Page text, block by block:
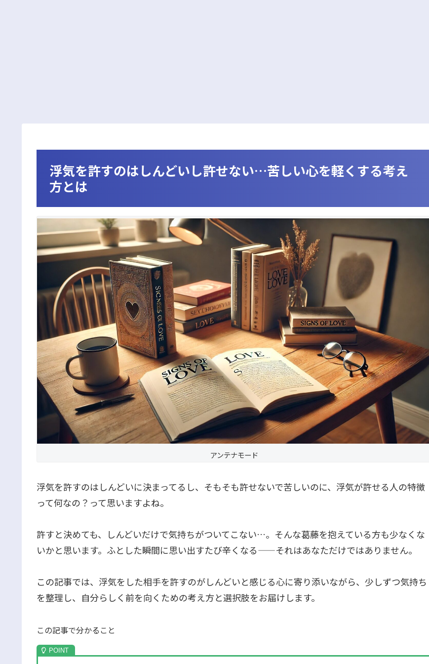
浮気を許すのはしんどいし許せない…苦しい心を軽くする考え
方とは
アンテナモード
浮気を許すのはしんどいに決まってるし、そもそも許せないで苦しいのに、浮気が許せる人の特徴
って何なの？って思いますよね。
許すと決めても、しんどいだけで気持ちがついてこない…。そんな葛藤を抱えている方も少なくな
いかと思います。ふとした瞬間に思い出すたび辛くなる——それはあなただけではありません。
この記事では、浮気をした相手を許すのがしんどいと感じる心に寄り添いながら、少しずつ気持ち
を整理し、自分らしく前を向くための考え方と選択肢をお届けします。
この記事で分かること